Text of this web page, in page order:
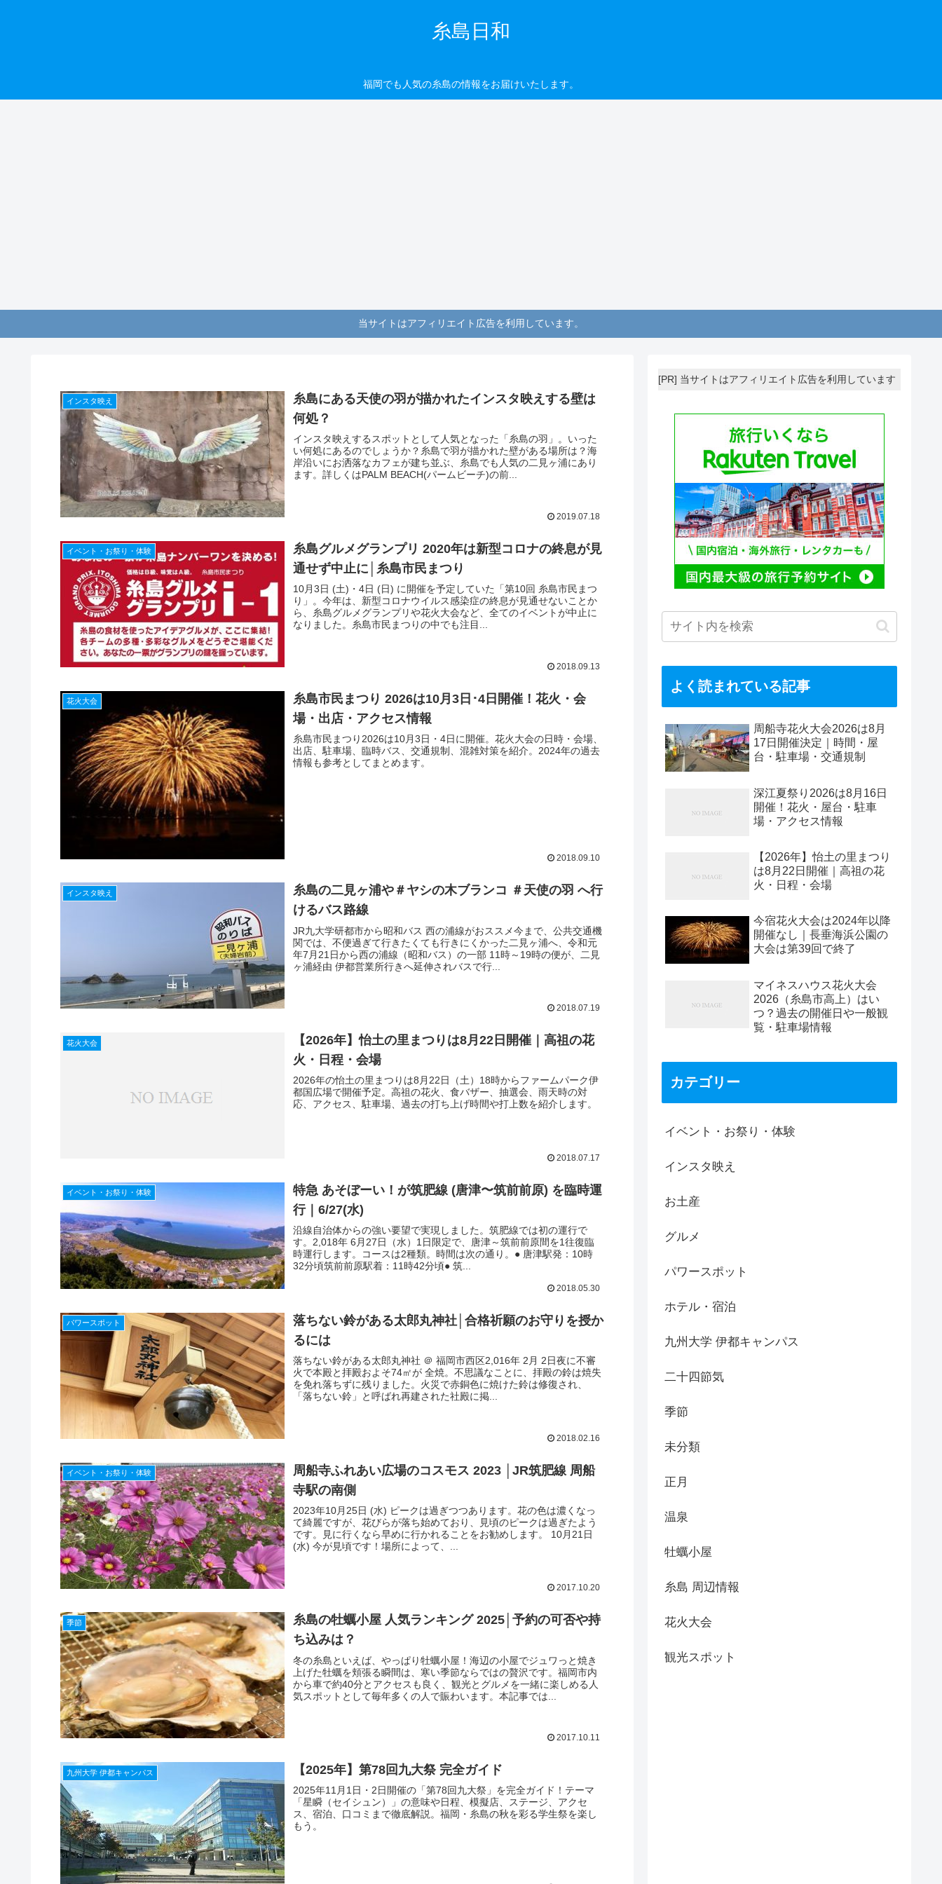
糸島日和
福岡でも人気の糸島の情報をお届けいたします。
当サイトはアフィリエイト広告を利用しています。
インスタ映え
糸島にある天使の羽が描かれたインスタ映えする壁は
何処？
インスタ映えするスポットとして人気となった「糸島の羽」。いった
い何処にあるのでしょうか？糸島で羽が描かれた壁がある場所は？海
岸沿いにお洒落なカフェが建ち並ぶ、糸島でも人気の二見ヶ浦にあり
ます。詳しくはPALM BEACH(パームビーチ)の前...
2019.07.18
イベント・お祭り・体験
糸島グルメグランプリ 2020年は新型コロナの終息が見
通せず中止に│糸島市民まつり
10月3日 (土)・4日 (日) に開催を予定していた「第10回 糸島市民まつ
り」。今年は、新型コロナウイルス感染症の終息が見通せないことか
ら、糸島グルメグランプリや花火大会など、全てのイベントが中止に
なりました。糸島市民まつりの中でも注目...
2018.09.13
花火大会
糸島市民まつり 2026は10月3日･4日開催！花火・会
場・出店・アクセス情報
糸島市民まつり2026は10月3日・4日に開催。花火大会の日時・会場、
出店、駐車場、臨時バス、交通規制、混雑対策を紹介。2024年の過去
情報も参考としてまとめます。
2018.09.10
インスタ映え
糸島の二見ヶ浦や＃ヤシの木ブランコ ＃天使の羽 へ行
けるバス路線
JR九大学研都市から昭和バス 西の浦線がおススメ今まで、公共交通機
関では、不便過ぎて行きたくても行きにくかった二見ヶ浦へ、令和元
年7月21日から西の浦線（昭和バス）の一部 11時～19時の便が、二見
ヶ浦経由 伊都営業所行きへ延伸されバスで行...
2018.07.19
花火大会
【2026年】怡土の里まつりは8月22日開催｜高祖の花
火・日程・会場
2026年の怡土の里まつりは8月22日（土）18時からファームパーク伊
都国広場で開催予定。高祖の花火、食バザー、抽選会、雨天時の対
応、アクセス、駐車場、過去の打ち上げ時間や打上数を紹介します。
2018.07.17
イベント・お祭り・体験
特急 あそぼーい！が筑肥線 (唐津〜筑前前原) を臨時運
行｜6/27(水)
沿線自治体からの強い要望で実現しました。筑肥線では初の運行で
す。2,018年 6月27日（水）1日限定で、唐津～筑前前原間を1往復臨
時運行します。コースは2種類。時間は次の通り。● 唐津駅発：10時
32分頃筑前前原駅着：11時42分頃● 筑...
2018.05.30
パワースポット
落ちない鈴がある太郎丸神社│合格祈願のお守りを授か
るには
落ちない鈴がある太郎丸神社 ＠ 福岡市西区2,016年 2月 2日夜に不審
火で本殿と拝殿およそ74㎡が 全焼。不思議なことに、拝殿の鈴は焼失
を免れ落ちずに残りました。火災で赤銅色に焼けた鈴は修復され、
「落ちない鈴」と呼ばれ再建された社殿に掲...
2018.02.16
イベント・お祭り・体験
周船寺ふれあい広場のコスモス 2023 │JR筑肥線 周船
寺駅の南側
2023年10月25日 (水) ピークは過ぎつつあります。花の色は濃くなっ
て綺麗ですが、花びらが落ち始めており、見頃のピークは過ぎたよう
です。見に行くなら早めに行かれることをお勧めします。 10月21日
(水) 今が見頃です！場所によって、...
2017.10.20
季節
糸島の牡蠣小屋 人気ランキング 2025│予約の可否や持
ち込みは？
冬の糸島といえば、やっぱり牡蠣小屋！海辺の小屋でジュワっと焼き
上げた牡蠣を頬張る瞬間は、寒い季節ならではの贅沢です。福岡市内
から車で約40分とアクセスも良く、観光とグルメを一緒に楽しめる人
気スポットとして毎年多くの人で賑わいます。本記事では...
2017.10.11
九州大学 伊都キャンパス 【2025年】第78回九大祭 完全ガイド
2025年11月1日・2日開催の「第78回九大祭」を完全ガイド！テーマ
「星瞬（セイシュン）」の意味や日程、模擬店、ステージ、アクセ
ス、宿泊、口コミまで徹底解説。福岡・糸島の秋を彩る学生祭を楽し
もう。
[PR] 当サイトはアフィリエイト広告を利用しています
よく読まれている記事
周船寺花火大会2026は8月
17日開催決定｜時間・屋
台・駐車場・交通規制
深江夏祭り2026は8月16日
開催！花火・屋台・駐車
場・アクセス情報
【2026年】怡土の里まつり
は8月22日開催｜高祖の花
火・日程・会場
今宿花火大会は2024年以降
開催なし｜長垂海浜公園の
大会は第39回で終了
マイネスハウス花火大会
2026（糸島市高上）はい
つ？過去の開催日や一般観
覧・駐車場情報
カテゴリー
イベント・お祭り・体験
インスタ映え
お土産
グルメ
パワースポット
ホテル・宿泊
九州大学 伊都キャンパス
二十四節気
季節
未分類
正月
温泉
牡蠣小屋
糸島 周辺情報
花火大会
観光スポット